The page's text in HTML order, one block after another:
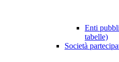
Enti
tabelle)
Società